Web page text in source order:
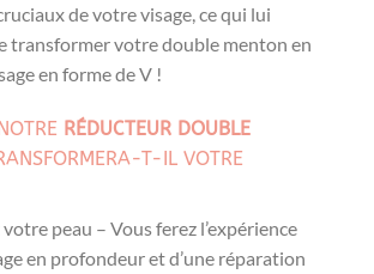
de votre visage, ce qui lui
transformer votre double menton en
en forme de V !
RÉDUCTEUR DOUBLE
T-IL VOTRE
peau – Vous ferez l’expérience
en profondeur et d’une réparation